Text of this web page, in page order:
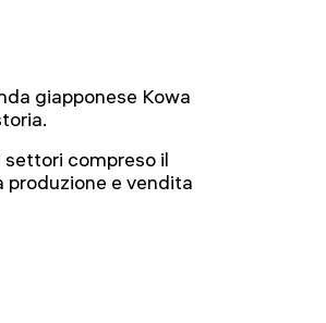
giapponese Kowa
settori compreso il
e vendita